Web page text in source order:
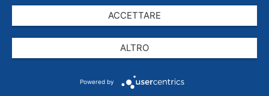
ACCETTARE
ALTRO
Powered by